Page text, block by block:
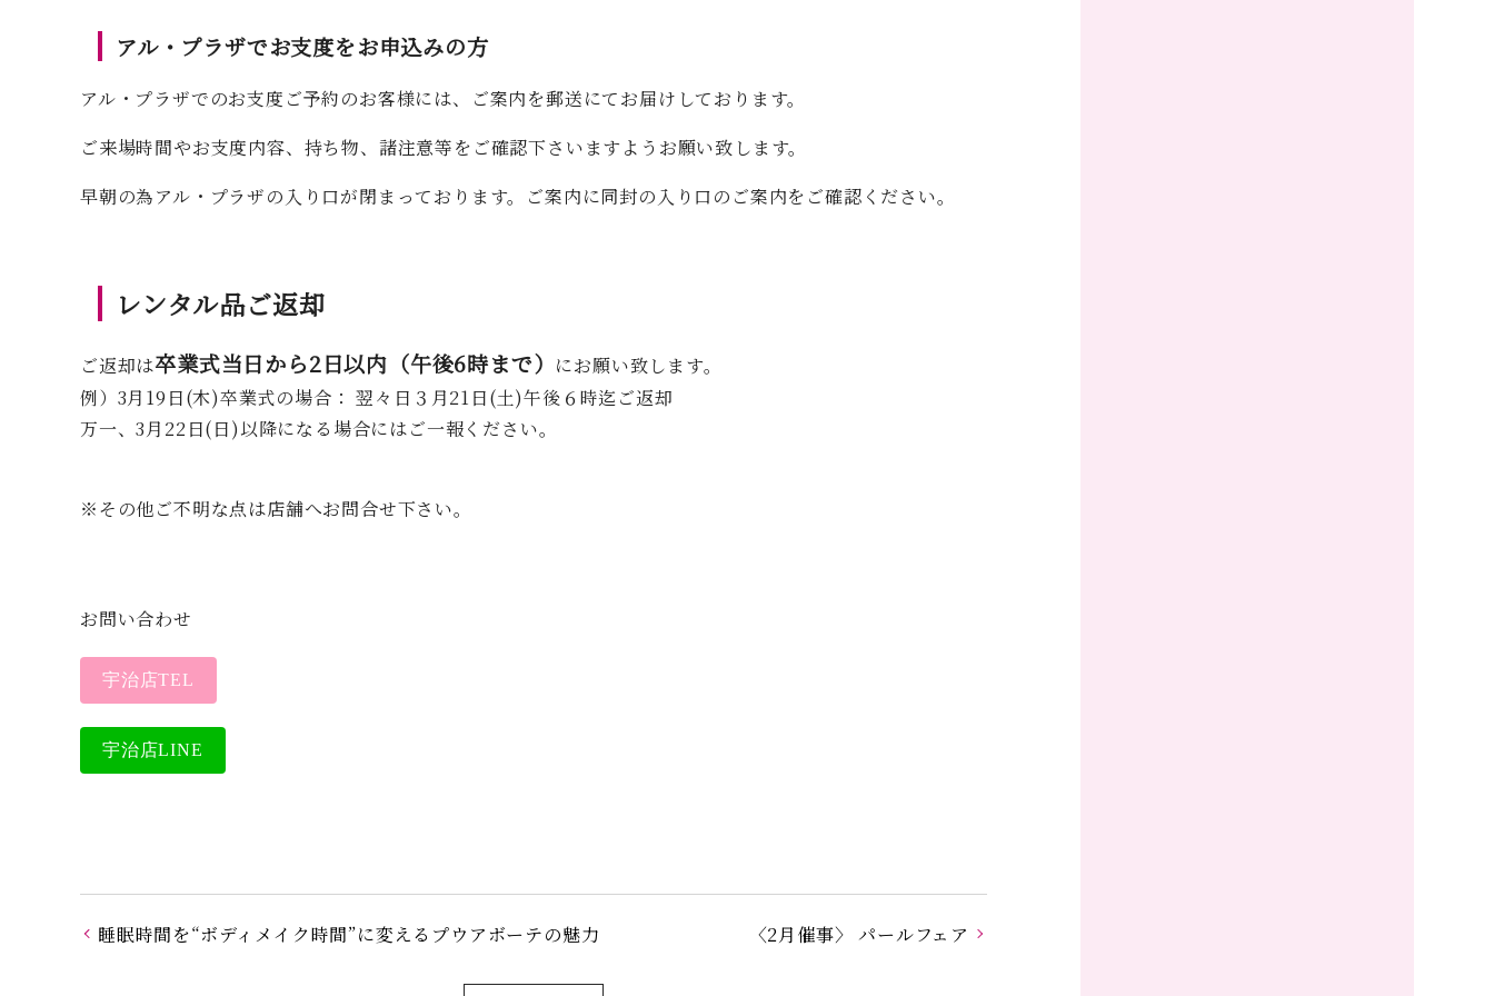
アル・プラザでお支度をお申込みの方
アル・プラザでのお支度ご予約のお客様には、ご案内を郵送にてお届けしております。
ご来場時間やお支度内容、持ち物、諸注意等をご確認下さいますようお願い致します。
早朝の為アル・プラザの入り口が閉まっております。ご案内に同封の入り口のご案内をご確認ください。
レンタル品ご返却
ご返却は卒業式当日から2日以内（午後6時まで） にお願い致します。
例）3月19日(木)卒業式の場合： 翌々日３月21日(土)午後６時迄ご返却
万一、3月22日(日)以降になる場合にはご一報ください。
※その他ご不明な点は店舗へお問合せ下さい。
お問い合わせ
宇治店TEL
宇治店LINE
睡眠時間を“ボディメイク時間”に変えるプウアボーテの魅力 〈2月催事〉 パールフェア